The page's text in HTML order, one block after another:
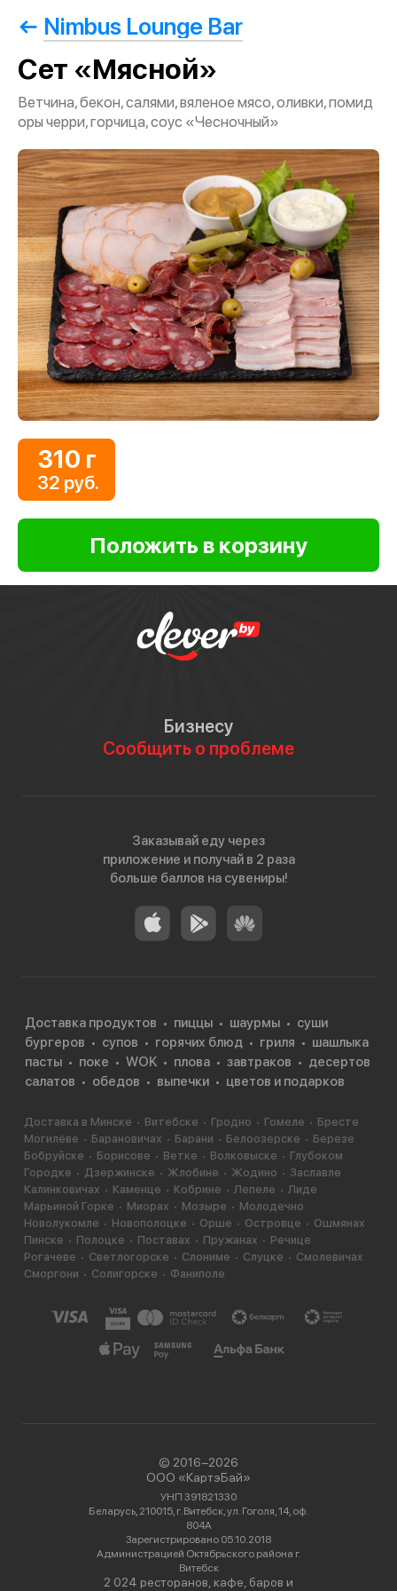
Nimbus Lounge Bar
Сет «Мясной»
Ветчина, бекон, салями, вяленое мясо, оливки, помид
оры черри, горчица, соус «Чесночный»
310 г
32 руб.
Бизнесу
Сообщить о проблеме
Заказывай еду через
приложение и получай в 2 раза
больше баллов на сувениры!
Доставка продуктов пиццы шаурмы
суши
бургеров
супов горячих блюд гриля
шашлыка
пасты
поке WOK плова завтраков
десертов
салатов
обедов выпечки цветов и подарков
Доставка в Минске Витебске Гродно Гомеле
Бресте
Могилёве
Барановичах Барани Белоозерске
Березе
Бобруйске
Борисове Ветке Волковыске
Глубоком
Городке
Дзержинске Жлобине Жодино
Заславле
Калинковичах
Каменце Кобрине Лепеле
Лиде
Марьиной Горке
Миорах Мозыре
Молодечно
Новолукомле
Новополоцке Орше Островце
Ошмянах
Пинске
Полоцке Поставах Пружанах
Речице
Рогачеве
Светлогорске Слониме Слуцке
Смолевичах
Сморгони
Солигорске Фаниполе
© 2016−2026
ООО «КартэБай»
УНП 391821330
Беларусь, 210015, г. Витебск, ул. Гоголя, 14, оф.
804А
Зарегистрировано 05.10.2018
Администрацией Октябрьского района г.
Витебск
2 024 ресторанов, кафе, баров и